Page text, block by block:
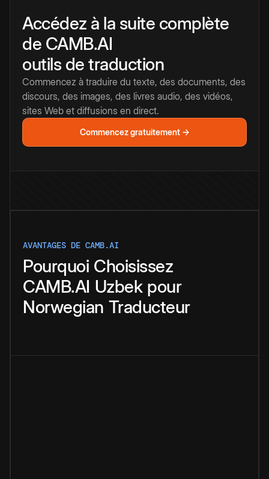
Accédez à la suite complète
de CAMB.AI
outils de traduction
Commencez à traduire du texte, des documents, des
discours, des images, des livres audio, des vidéos,
sites Web et diffusions en direct.
Commencez gratuitement →
AVANTAGES DE CAMB.AI
Pourquoi Choisissez
CAMB.AI Uzbek pour
Norwegian Traducteur